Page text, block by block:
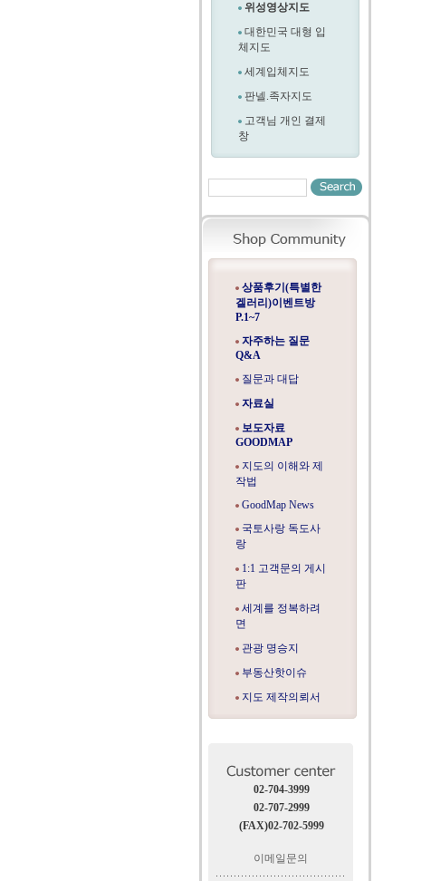
위성영상지도
대한민국 대형 입
체지도
세계입체지도
판넬.족자지도
고객님 개인 결제
창
상품후기(특별한
겔러리)이벤트방
P.1~7
자주하는 질문
Q&A
질문과 대답
자료실
보도자료
GOODMAP
지도의 이해와 제
작법
GoodMap News
국토사랑 독도사
랑
1:1 고객문의 게시
판
세계를 정복하려
면
관광 명승지
부동산핫이슈
지도 제작의뢰서
02-704-3999
02-707-2999
(FAX)02-702-5999
이메일문의